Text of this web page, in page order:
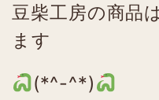
豆柴工房の商品
ます
(*^-^*)